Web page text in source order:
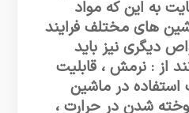
به این که مواد
های مختلف فرایند
دیگری نیز باید
از : نرمش ، قابلیت
در ماشین
شدن در حرارت ،